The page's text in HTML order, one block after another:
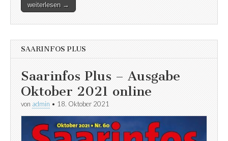
weiterlesen →
SAARINFOS PLUS
Saarinfos Plus – Ausgabe
Oktober 2021 online
von admin • 18. Oktober 2021